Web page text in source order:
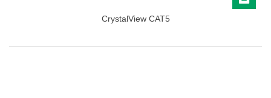
CrystalView CAT5